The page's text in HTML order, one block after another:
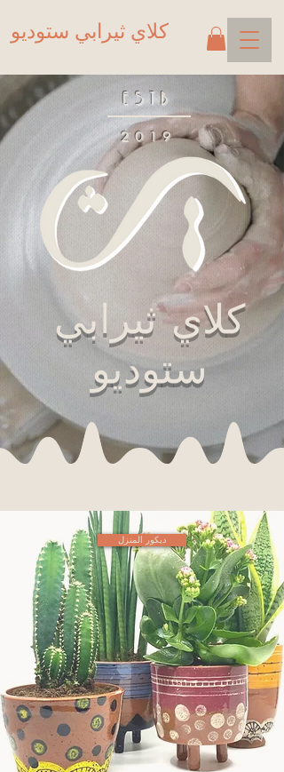
كلاي ثيرابي ستوديو
ESTB
2019
كلاي ثيرابي
ستوديو
ديكور المنزل